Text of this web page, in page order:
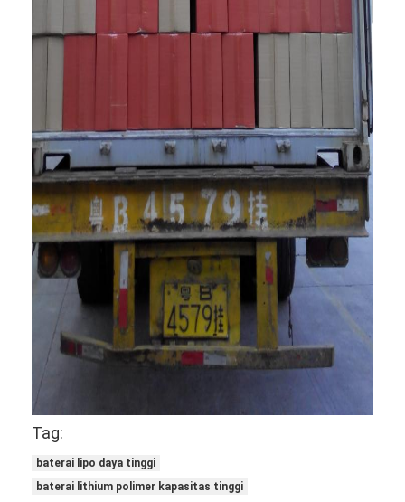
Baterai Mobil Hibrida
Tag:
baterai lipo daya tinggi
baterai lithium polimer kapasitas tinggi